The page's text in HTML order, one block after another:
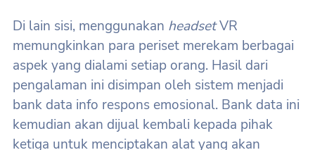
Di lain sisi, menggunakan headsetVR
memungkinkan para periset merekam berbagai
aspek yang dialami setiap orang. Hasil dari
pengalaman ini disimpan oleh sistem menjadi
bank data info respons emosional. Bank data ini
kemudian akan dijual kembali kepada pihak
ketiga untuk menciptakan alat yang akan